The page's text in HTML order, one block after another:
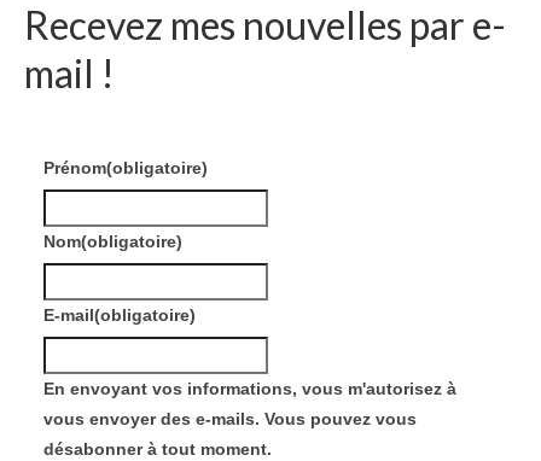
Recevez mes nouvelles par e-
mail !
Prénom(obligatoire)
Nom(obligatoire)
E-mail(obligatoire)
En envoyant vos informations, vous m'autorisez à
vous envoyer des e-mails. Vous pouvez vous
désabonner à tout moment.